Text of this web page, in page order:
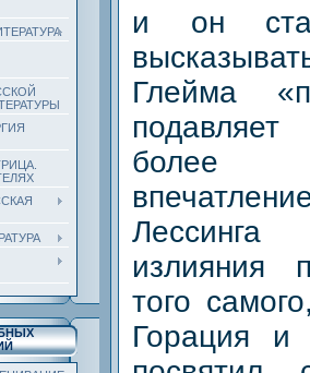
и он
Глейма
более
Лессинга
излияния
того
Горация и